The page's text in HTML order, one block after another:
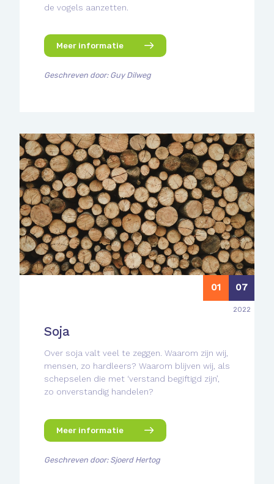
de vogels aanzetten.
Meer informatie
Geschreven door: Guy Dilweg
01 07
2022
Soja
Over soja valt veel te zeggen. Waarom zijn wij,
mensen, zo hardleers? Waarom blijven wij, als
schepselen die met ‘verstand begiftigd zijn’,
zo onverstandig handelen?
Meer informatie
Geschreven door: Sjoerd Hertog